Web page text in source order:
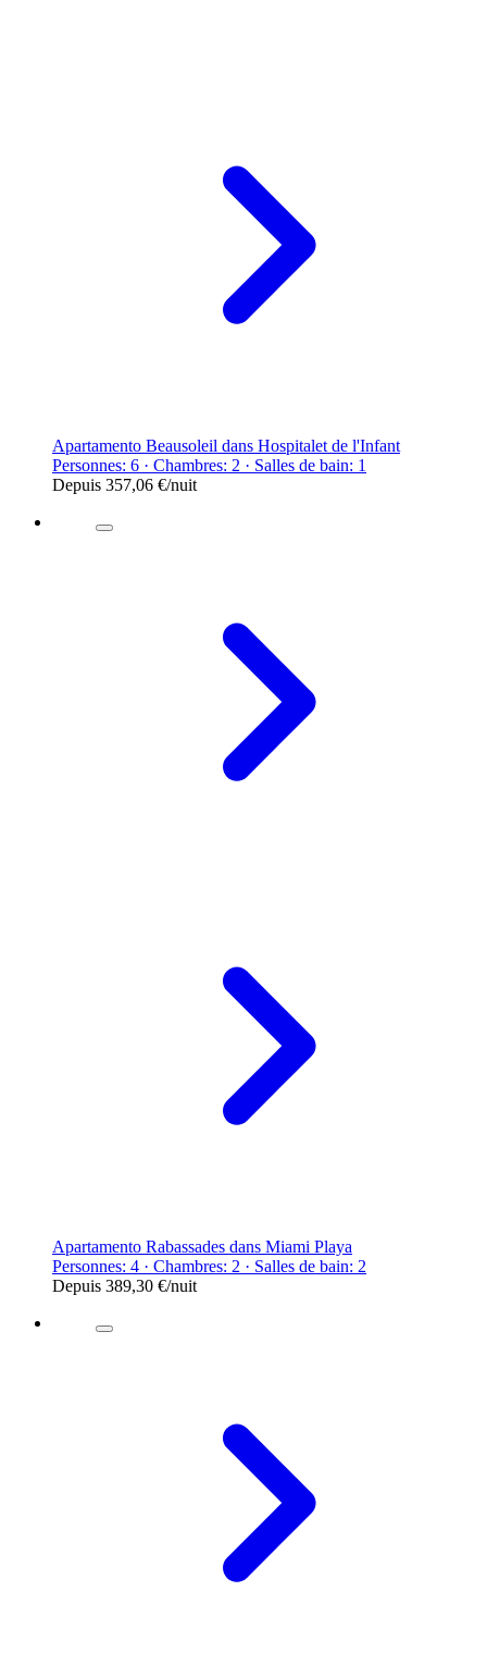
Apartamento Beausoleil dans Hospitalet de l'Infant
Personnes: 6 · Chambres: 2 · Salles de bain: 1
Depuis 357,06 €/nuit
Apartamento Rabassades dans Miami Playa
Personnes: 4 · Chambres: 2 · Salles de bain: 2
Depuis 389,30 €/nuit